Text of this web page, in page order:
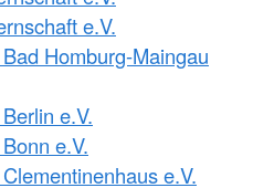
e.V.
Homburg-Maingau
e.V.
e.V.
e.V.